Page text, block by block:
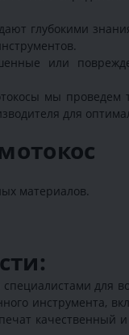
глубокими
или
мы проведем
для
материалов.
специалистами
инструмента,